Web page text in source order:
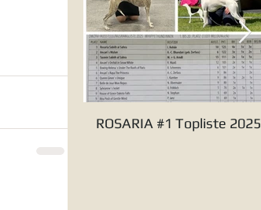
ROSARIA #1 Topliste 2025